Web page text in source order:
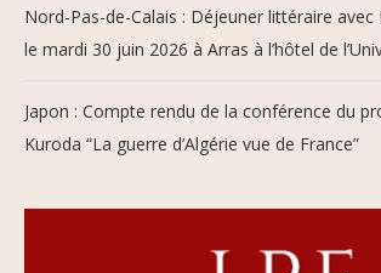
Nord-Pas-de-Calais : Déjeuner littéraire avec
le mardi 30 juin 2026 à Arras à l’hôtel de
Japon : Compte rendu de la conférence du
Kuroda “La guerre d’Algérie vue de France”